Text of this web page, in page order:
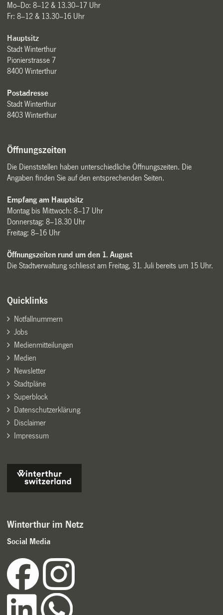
Mo–Do: 8–12 & 13.30–17 Uhr
Fr: 8–12 & 13.30–16 Uhr
Hauptsitz
Stadt Winterthur
Pionierstrasse 7
8400 Winterthur
Postadresse
Stadt Winterthur
8403 Winterthur
Öffnungszeiten
Die Dienststellen haben unterschiedliche Öffnungszeiten. Die
Angaben finden Sie auf den entsprechenden Seiten.
Empfang am Hauptsitz
Montag bis Mittwoch: 8–17 Uhr
Donnerstag: 8–18.30 Uhr
Freitag: 8–16 Uhr
Öffnungszeiten rund um den 1. August
Die Stadtverwaltung schliesst am Freitag, 31. Juli bereits um 15 Uhr.
Quicklinks
Notfallnummern
Jobs
Medienmitteilungen
Medien
Newsletter
Stadtpläne
Superblock
Datenschutzerklärung
Disclaimer
Impressum
Winterthur im Netz
Social Media